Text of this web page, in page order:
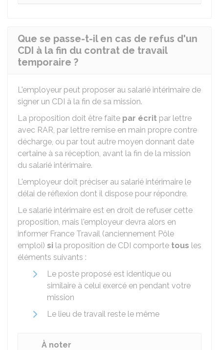
Que se passe-t-il en cas de refus d'un
CDI à la fin du contrat de travail
temporaire ?
L'employeur peut proposer au salarié intérimaire de
signer un CDI à la fin de sa mission.
La proposition doit être faite par écrit par lettre
avec RAR, par lettre remise en main propre contre
décharge, ou par tout autre moyen donnant date
certaine à sa réception, avant la fin de la mission
du salarié intérimaire.
L'employeur doit préciser au salarié intérimaire le
délai de réflexion dont il dispose pour répondre.
Le salarié intérimaire est en droit de refuser cette
proposition, mais l'employeur devra alors en
informer France Travail (anciennement Pôle
emploi) si la proposition de CDI comporte tous les
éléments suivants :
Le poste proposé est identique ou
similaire à celui exercé en pendant votre
mission
Le lieu de travail reste le même
À noter